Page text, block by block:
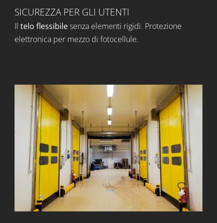
SICUREZZA PER GLI UTENTI
Il telo flessibilesenza elementi rigidi. Protezione
elettronica per mezzo di fotocellule.